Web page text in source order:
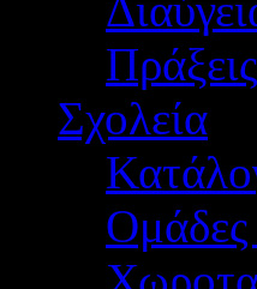
Σχολεία
Ομάδες